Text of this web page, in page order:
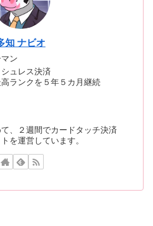
知 ナビオ
ン
シュレス決済
ランクを５年５カ月継続
、２週間でカードタッチ決済
を運営しています。